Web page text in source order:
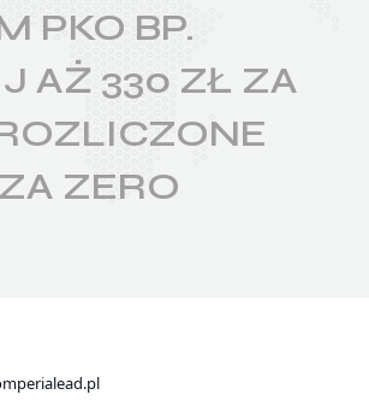
Regulaminy
PKO BP.
AŻ 330 ZŁ ZA
ZERO